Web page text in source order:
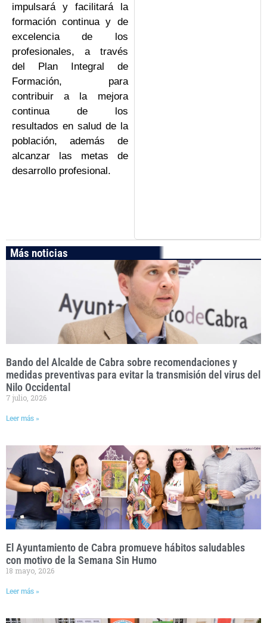
impulsará y facilitará la
formación continua y de
excelencia de los
profesionales, a través
del Plan Integral de
Formación, para
contribuir a la mejora
continua de los
resultados en salud de la
población, además de
alcanzar las metas de
desarrollo profesional.
Más noticias
Bando del Alcalde de Cabra sobre recomendaciones y
medidas preventivas para evitar la transmisión del virus del
Nilo Occidental
7 julio, 2026
Leer más »
El Ayuntamiento de Cabra promueve hábitos saludables
con motivo de la Semana Sin Humo
18 mayo, 2026
Leer más »